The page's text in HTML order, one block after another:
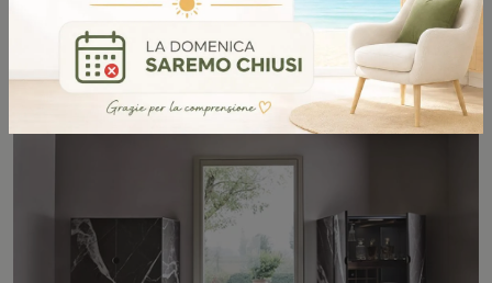
GIADA
SCOPRI DI PIÙ